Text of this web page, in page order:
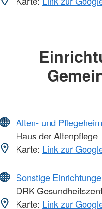
Alten- und
Haus der Altenpflege
Karte: Link zur
Sonstige
DRK-
Karte: Link zur